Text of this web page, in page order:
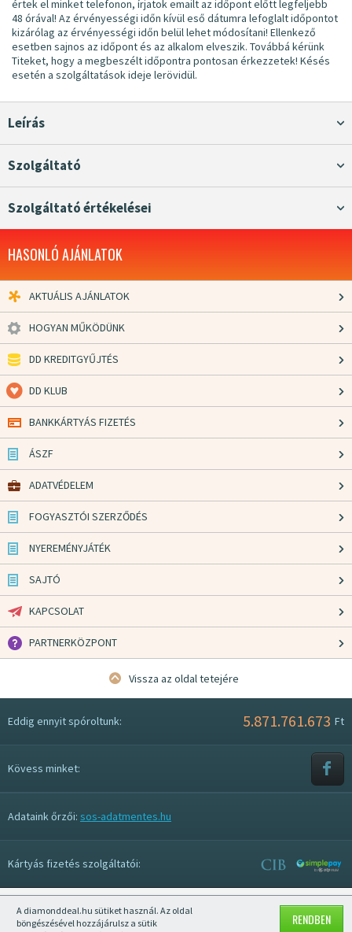
A diamonddeal.hu sütiket használ. Az oldal
böngészésével hozzájárulsz a sütik
RENDBEN
értek el minket telefonon, írjatok emailt az időpont előtt legfeljebb
48 órával! Az érvényességi időn kívül eső dátumra lefoglalt időpontot
kizárólag az érvényességi időn belül lehet módosítani! Ellenkező
esetben sajnos az időpont és az alkalom elveszik. Továbbá kérünk
Titeket, hogy a megbeszélt időpontra pontosan érkezzetek! Késés
esetén a szolgáltatások ideje lerövidül.
Leírás
Szolgáltató
Szolgáltató értékelései
HASONLÓ AJÁNLATOK
AKTUÁLIS AJÁNLATOK
HOGYAN MŰKÖDÜNK
DD KREDITGYŰJTÉS
DD KLUB
BANKKÁRTYÁS FIZETÉS
ÁSZF
ADATVÉDELEM
FOGYASZTÓI SZERZŐDÉS
NYEREMÉNYJÁTÉK
SAJTÓ
KAPCSOLAT
PARTNERKÖZPONT
Vissza az oldal tetejére
Eddig ennyit spóroltunk: 5.871.761.673 Ft
Kövess minket:
Adataink őrzői: sos-adatmentes.hu
Kártyás fizetés szolgáltatói:
Mobil nézet kikapcsolása